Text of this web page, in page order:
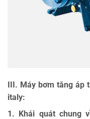
III. Máy bơm tăng áp
italy:
1. Khái quát chung